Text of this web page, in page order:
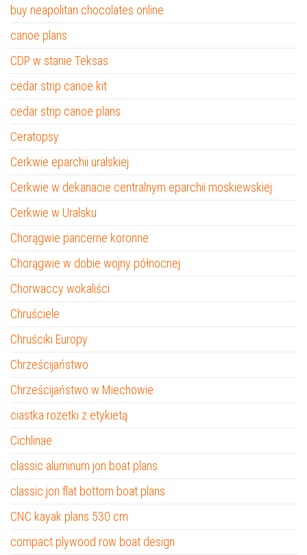
buy neapolitan chocolates online
canoe plans
CDP w stanie Teksas
cedar strip canoe kit
cedar strip canoe plans
Ceratopsy
Cerkwie eparchii uralskiej
Cerkwie w dekanacie centralnym eparchii moskiewskiej
Cerkwie w Uralsku
Chorągwie pancerne koronne
Chorągwie w dobie wojny północnej
Chorwaccy wokaliści
Chruściele
Chruściki Europy
Chrześcijaństwo
Chrześcijaństwo w Miechowie
ciastka rozetki z etykietą
Cichlinae
classic aluminum jon boat plans
classic jon flat bottom boat plans
CNC kayak plans 530 cm
compact plywood row boat design